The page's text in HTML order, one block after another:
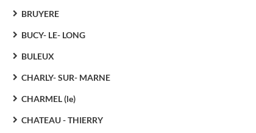
BRUYERE
BUCY- LE- LONG
BULEUX
CHARLY- SUR- MARNE
CHARMEL (le)
CHATEAU - THIERRY